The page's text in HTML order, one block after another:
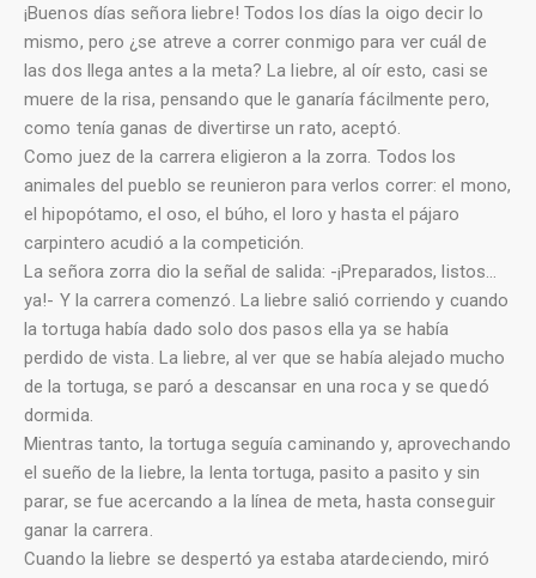
¡Buenos días señora liebre! Todos los días la oigo decir lo
mismo, pero ¿se atreve a correr conmigo para ver cuál de
las dos llega antes a la meta? La liebre, al oír esto, casi se
muere de la risa, pensando que le ganaría fácilmente pero,
como tenía ganas de divertirse un rato, aceptó.
Como juez de la carrera eligieron a la zorra. Todos los
animales del pueblo se reunieron para verlos correr: el mono,
el hipopótamo, el oso, el búho, el loro y hasta el pájaro
carpintero acudió a la competición.
La señora zorra dio la señal de salida: -¡Preparados, listos…
ya!- Y la carrera comenzó. La liebre salió corriendo y cuando
la tortuga había dado solo dos pasos ella ya se había
perdido de vista. La liebre, al ver que se había alejado mucho
de la tortuga, se paró a descansar en una roca y se quedó
dormida.
Mientras tanto, la tortuga seguía caminando y, aprovechando
el sueño de la liebre, la lenta tortuga, pasito a pasito y sin
parar, se fue acercando a la línea de meta, hasta conseguir
ganar la carrera.
Cuando la liebre se despertó ya estaba atardeciendo, miró